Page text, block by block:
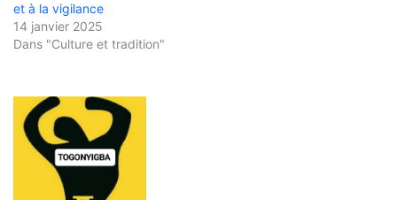
et à la vigilance
14 janvier 2025
Dans "Culture et tradition"